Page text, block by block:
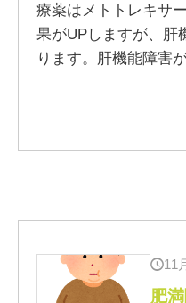
療薬はメトトレキサ
果がUPしますが、肝
ります。肝機能障害
11
肥